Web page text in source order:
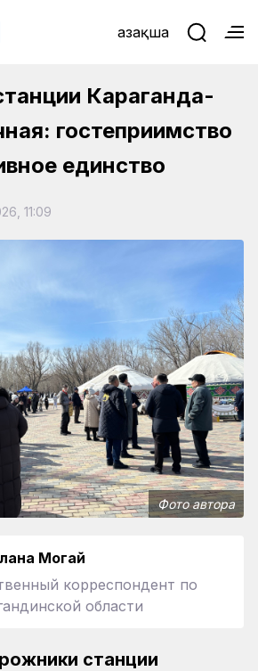
Қазақша
Караганда-
гостеприимство
единство
11:09
Фото автора
Могай
корреспондент по
области
станции